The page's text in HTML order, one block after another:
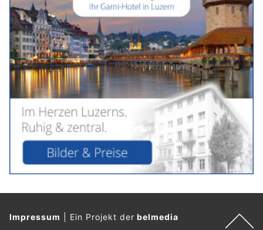
Impressum Ein Projekt derbelmedia